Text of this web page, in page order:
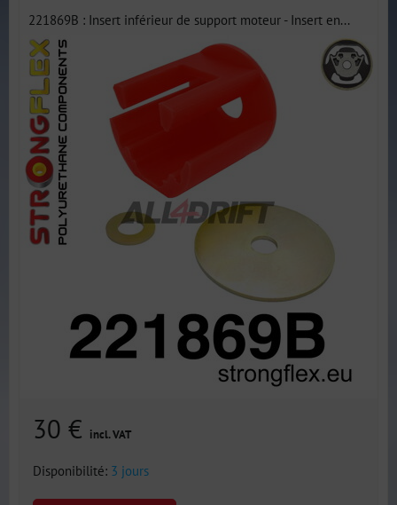
221869B : Insert inférieur de support moteur - Insert en...
30 € incl. VAT
Disponibilité: 3 jours